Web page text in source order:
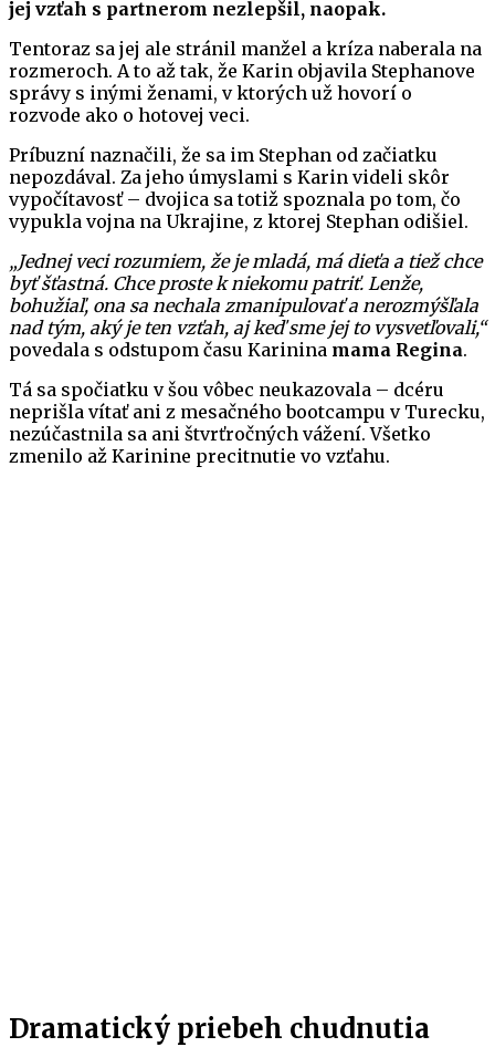
jej vzťah s partnerom nezlepšil, naopak.
Tentoraz sa jej ale stránil manžel a kríza naberala na
rozmeroch. A to až tak, že Karin objavila Stephanove
správy s inými ženami, v ktorých už hovorí o
rozvode ako o hotovej veci.
Príbuzní naznačili, že sa im Stephan od začiatku
nepozdával. Za jeho úmyslami s Karin videli skôr
vypočítavosť – dvojica sa totiž spoznala po tom, čo
vypukla vojna na Ukrajine, z ktorej Stephan odišiel.
„Jednej veci rozumiem, že je mladá, má dieťa a tiež chce
byť šťastná. Chce proste k niekomu patriť. Lenže,
bohužiaľ, ona sa nechala zmanipulovať a nerozmýšľala
nad tým, aký je ten vzťah, aj keď sme jej to vysvetľovali,“
povedala s odstupom času Karinina mama Regina.
Tá sa spočiatku v šou vôbec neukazovala – dcéru
neprišla vítať ani z mesačného bootcampu v Turecku,
nezúčastnila sa ani štvrťročných vážení. Všetko
zmenilo až Karinine precitnutie vo vzťahu.
Dramatický priebeh chudnutia